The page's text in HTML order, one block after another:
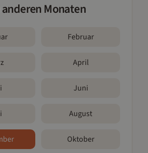
Monaten
Februar
April
Juni
August
Oktober